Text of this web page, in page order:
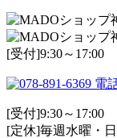
[受付]9:30～17:00
電
[受付]9:30～17:00
[定休]毎週水曜・